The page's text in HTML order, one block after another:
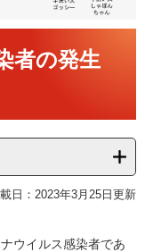
者の発生
日：2023年3月25日更新
ウイルス感染者であ